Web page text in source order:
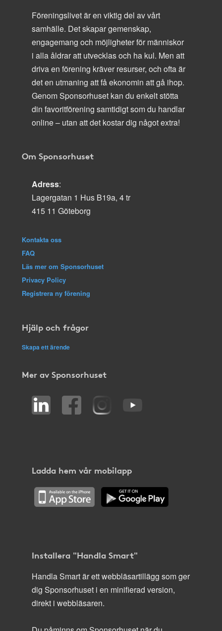
Föreningslivet är en viktig del av vårt
samhälle. Det skapar gemenskap,
engagemang och möjligheter för människor
i alla åldrar att utvecklas och ha kul. Men att
driva en förening kräver resurser, och ofta är
det en utmaning att få ekonomin att gå ihop.
Genom Sponsorhuset kan du enkelt stötta
din favoritförening samtidigt som du handlar
online – utan att det kostar dig något extra!
Om Sponsorhuset
Adress:
Lagergatan 1 Hus B19a, 4 tr
415 11 Göteborg
Kontakta oss
FAQ
Läs mer om Sponsorhuset
Privacy Policy
Registrera ny förening
Hjälp och frågor
Skapa ett ärende
Mer av Sponsorhuset
Ladda hem vår mobilapp
Installera "Handla Smart"
Handla Smart är ett webbläsartillägg som ger
dig Sponsorhuset i en minifierad version,
direkt i webbläsaren.